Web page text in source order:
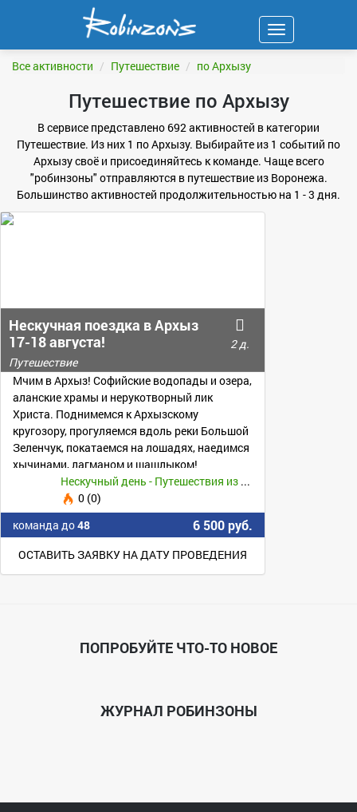
Навигация
Все активности Путешествие по Архызу
Путешествие по Архызу
В сервисе представлено 692 активностей в категории
Путешествие. Из них 1 по Архызу. Выбирайте из 1 событий по
Архызу своё и присоединяйтесь к команде. Чаще всего
"робинзоны" отправляются в путешествие из Воронежа.
Большинство активностей продолжительностью на 1 - 3 дня.
Нескучная поездка в Архыз
17-18 августа!
2 д.
Путешествие
Мчим в Архыз! Софийские водопады и озера,
аланские храмы и нерукотворный лик
Христа. Поднимемся к Архызскому
кругозору, прогуляемся вдоль реки Большой
Зеленчук, покатаемся на лошадях, наедимся
хычинами, лагманом и шашлыком!
Присоединяйся!
Нескучный день - Путешествия из Воронежа -
0 (0)
команда до48 6 500 руб.
ОСТАВИТЬ ЗАЯВКУ НА ДАТУ ПРОВЕДЕНИЯ
ПОПРОБУЙТЕ ЧТО-ТО НОВОЕ
ЖУРНАЛ РОБИНЗОНЫ